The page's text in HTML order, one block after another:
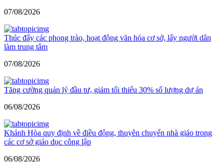
07/08/2026
Thúc đẩy các phong trào, hoạt động văn hóa cơ sở, lấy người dân
làm trung tâm
07/08/2026
Tăng cường quản lý đầu tư, giảm tối thiểu 30% số lượng dự án
06/08/2026
Khánh Hòa quy định về điều động, thuyên chuyển nhà giáo trong
các cơ sở giáo dục công lập
06/08/2026